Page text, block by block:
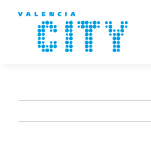
contenido